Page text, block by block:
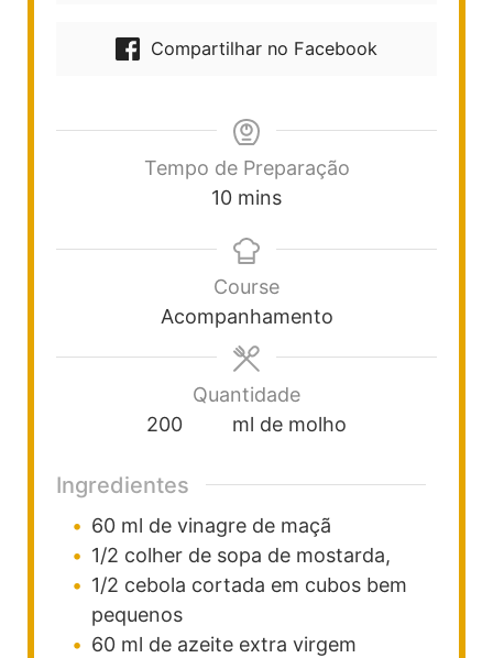
Compartilhar no Facebook
Tempo de Preparação
10 mins
Course
Acompanhamento
Quantidade
200
ml de molho
Ingredientes
60 ml de vinagre de maçã
1/2 colher de sopa de mostarda,
1/2 cebola cortada em cubos bem
pequenos
60 ml de azeite extra virgem